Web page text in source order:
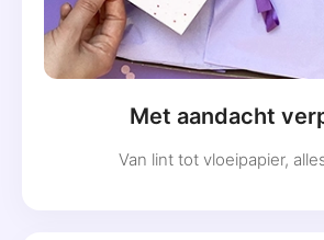
Met aandacht
Van lint tot vloeipapier,